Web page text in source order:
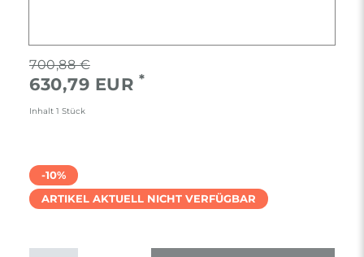
700,88 €
630,79 EUR *
Inhalt 1 Stück
-10%
ARTIKEL AKTUELL NICHT VERFÜGBAR